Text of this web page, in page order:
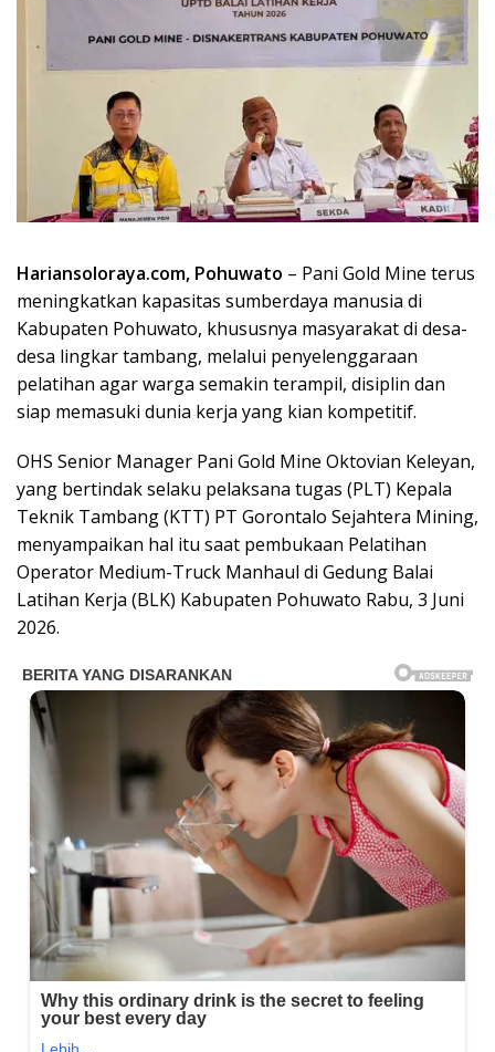
Hariansoloraya.com, Pohuwato – Pani Gold Mine terus
meningkatkan kapasitas sumberdaya manusia di
Kabupaten Pohuwato, khususnya masyarakat di desa-
desa lingkar tambang, melalui penyelenggaraan
pelatihan agar warga semakin terampil, disiplin dan
siap memasuki dunia kerja yang kian kompetitif.
OHS Senior Manager Pani Gold Mine Oktovian Keleyan,
yang bertindak selaku pelaksana tugas (PLT) Kepala
Teknik Tambang (KTT) PT Gorontalo Sejahtera Mining,
menyampaikan hal itu saat pembukaan Pelatihan
Operator Medium-Truck Manhaul di Gedung Balai
Latihan Kerja (BLK) Kabupaten Pohuwato Rabu, 3 Juni
2026.